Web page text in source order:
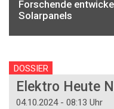
Forschende
Solarpanels
DOSSIER
Elektro Heute
04.10.2024 - 08:13 Uhr